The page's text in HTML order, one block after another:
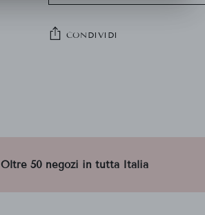
CONDIVIDI
Oltre 50 negozi in tutta Italia